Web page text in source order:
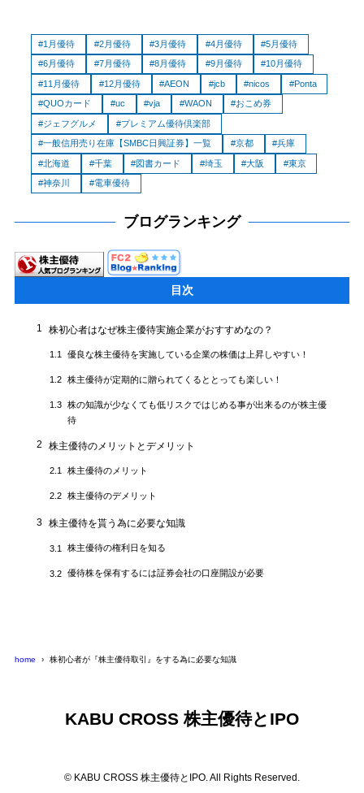
1月優待 2月優待 3月優待 4月優待 5月優待
6月優待 7月優待 8月優待 9月優待 10月優待
11月優待 12月優待 AEON jcb nicos Ponta
QUOカード uc vja WAON おこめ券
ジェフグルメ プレミアム優待倶楽部
一般信用売り在庫【SMBC日興証券】一覧 京都 兵庫
北海道 千葉 図書カード 埼玉 大阪 東京
神奈川 電車優待
ブログランキング
目次
1 株初心者はなぜ株主優待実施企業がおすすめなの？
1.1 優良な株主優待を実施している企業の株価は上昇しやすい！
1.2 株主優待が定期的に贈られてくるととっても楽しい！
1.3 株の知識が少なくても低リスクではじめる事が出来るのが株主優
待
2 株主優待のメリットとデメリット
2.1 株主優待のメリット
2.2 株主優待のデメリット
3 株主優待を貰う為に必要な知識
3.1 株主優待の権利日を知る
3.2 優待株を保有するには証券会社の口座開設が必要
home 株初心者が『株主優待取引』をする為に必要な知識
KABU CROSS 株主優待とIPO
© KABU CROSS 株主優待とIPO. All Rights Reserved.